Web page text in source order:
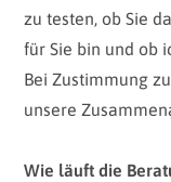
zu testen, ob Sie
für Sie bin und ob
Bei Zustimmung
unsere
Wie läuft die